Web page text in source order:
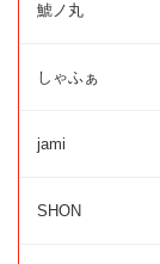
鯱ノ丸
しゃふぁ
jami
SHON